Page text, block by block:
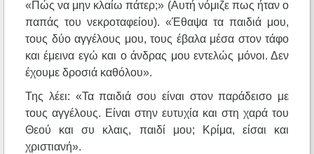
«Πώς να μην κλαίω πάτερ;» (Αυτή νόμιζε πως ήταν ο
παπάς του νεκροταφείου). «Έθαψα τα παιδιά μου,
τους δύο αγγέλους μου, τους έβαλα μέσα στον τάφο
και έμεινα εγώ και ο άνδρας μου εντελώς μόνοι. Δεν
έχουμε δροσιά καθόλου».
Της λέει: «Τα παιδιά σου είναι στον παράδεισο με
τους αγγέλους. Είναι στην ευτυχία και στη χαρά του
Θεού και συ κλαις, παιδί μου; Κρίμα, είσαι και
χριστιανή».